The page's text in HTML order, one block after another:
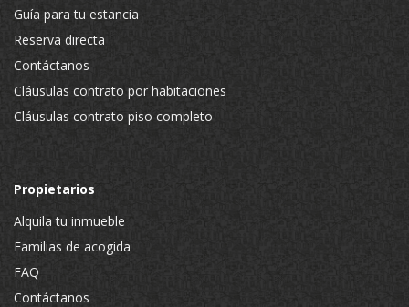
Guía para tu estancia
Reserva directa
Contáctanos
Cláusulas contrato por habitaciones
Cláusulas contrato piso completo
Propietarios
Alquila tu inmueble
Familias de acogida
FAQ
Contáctanos